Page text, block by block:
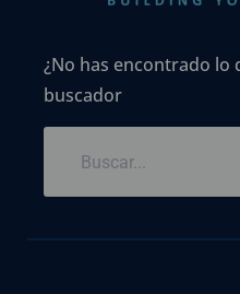
¿No has encontrado lo
buscador